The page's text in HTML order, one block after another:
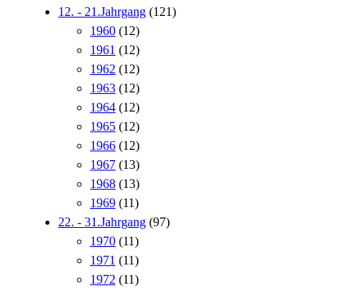
12. - 21.Jahrgang (121)
1960 (12)
1961 (12)
1962 (12)
1963 (12)
1964 (12)
1965 (12)
1966 (12)
1967 (13)
1968 (13)
1969 (11)
22. - 31.Jahrgang (97)
1970 (11)
1971 (11)
1972 (11)